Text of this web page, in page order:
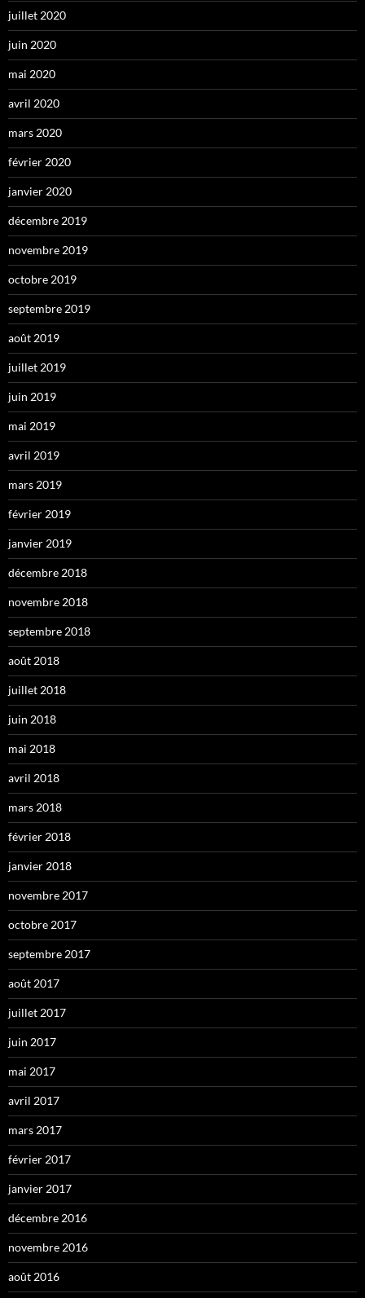
juillet 2020
juin 2020
mai 2020
avril 2020
mars 2020
février 2020
janvier 2020
décembre 2019
novembre 2019
octobre 2019
septembre 2019
août 2019
juillet 2019
juin 2019
mai 2019
avril 2019
mars 2019
février 2019
janvier 2019
décembre 2018
novembre 2018
septembre 2018
août 2018
juillet 2018
juin 2018
mai 2018
avril 2018
mars 2018
février 2018
janvier 2018
novembre 2017
octobre 2017
septembre 2017
août 2017
juillet 2017
juin 2017
mai 2017
avril 2017
mars 2017
février 2017
janvier 2017
décembre 2016
novembre 2016
août 2016